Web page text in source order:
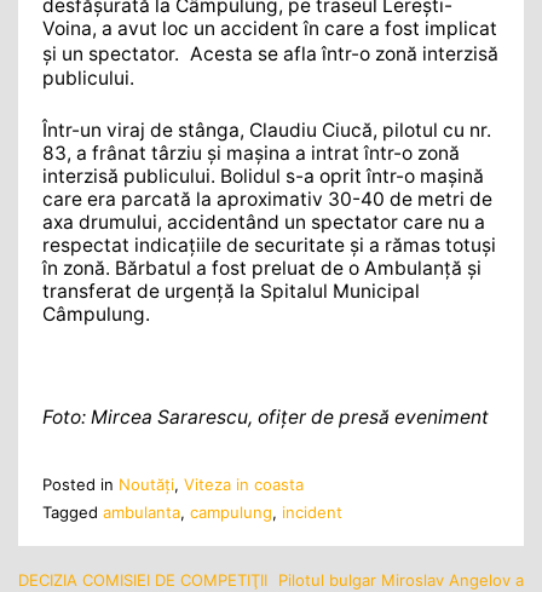
desfășurată la Câmpulung, pe traseul Lerești-
Voina, a avut loc un accident în care a fost implicat
și un spectator. Acesta se afla într-o zonă interzisă
publicului.
Într-un viraj de stânga, Claudiu Ciucă, pilotul cu nr.
83, a frânat târziu și mașina a intrat într-o zonă
interzisă publicului. Bolidul s-a oprit într-o mașină
care era parcată la aproximativ 30-40 de metri de
axa drumului, accidentând un spectator care nu a
respectat indicațiile de securitate și a rămas totuși
în zonă. Bărbatul a fost preluat de o Ambulanță și
transferat de urgență la Spitalul Municipal
Câmpulung.
Foto: Mircea Sararescu, ofiţer de presă eveniment
Posted in Noutăţi, Viteza in coasta
Tagged ambulanta, campulung, incident
DECIZIA COMISIEI DE COMPETIŢII
Pilotul bulgar Miroslav Angelov a